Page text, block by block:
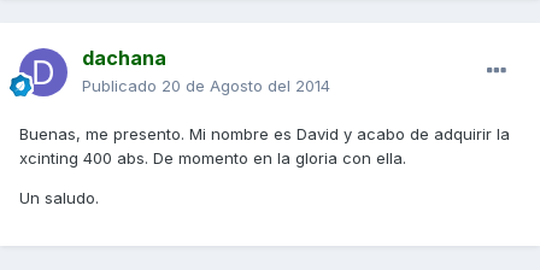
dachana
Publicado 20 de Agosto del 2014
Buenas, me presento. Mi nombre es David y acabo de adquirir la
xcinting 400 abs. De momento en la gloria con ella.
Un saludo.